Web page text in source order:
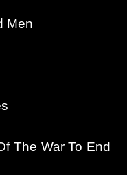
Men
War To End